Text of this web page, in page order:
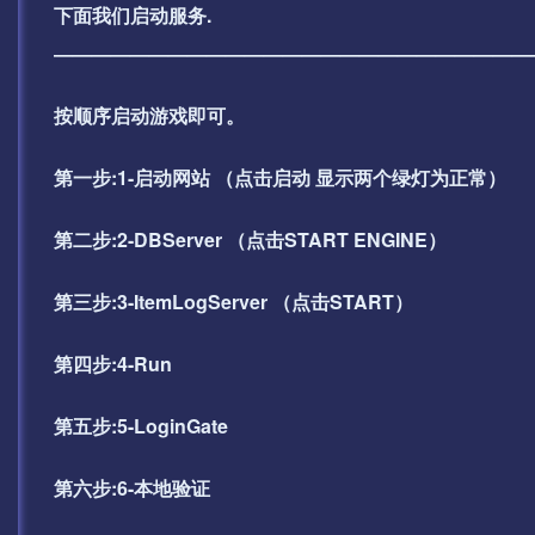
下面我们启动服务.
按顺序启动游戏即可。
第一步:1-启动网站 （点击启动 显示两个绿灯为正常）
第二步:2-DBServer （点击START ENGINE）
第三步:3-ItemLogServer （点击START）
第四步:4-Run
第五步:5-LoginGate
第六步:6-本地验证